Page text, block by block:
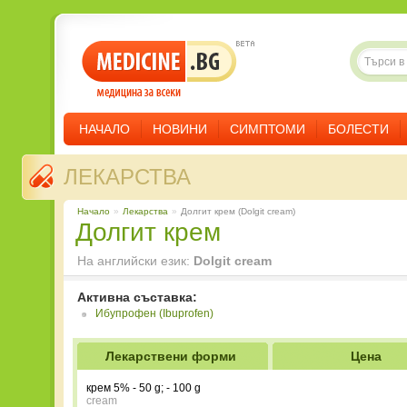
НАЧАЛО НОВИНИ СИМПТОМИ БОЛЕСТИ
ЛЕКАРСТВА
Начало » Лекарства » Долгит крем (Dolgit cream)
Долгит крем
На английски език: Dolgit cream
Активна съставка:
Ибупрофен (Ibuprofen)
Лекарствени форми Цена
крем 5% - 50 g; - 100 g
cream